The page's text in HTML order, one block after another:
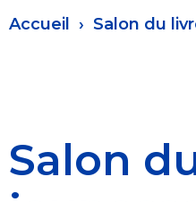
Fil
Accueil Salon du
Salon